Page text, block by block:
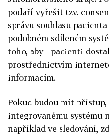
podaří vyřešit tzv.
správu souhlasu
podobném sdíleném
toho, aby i pacienti
prostřednictvím
informacím.
Pokud budou mít
integrovanému systému
například ve sledování,